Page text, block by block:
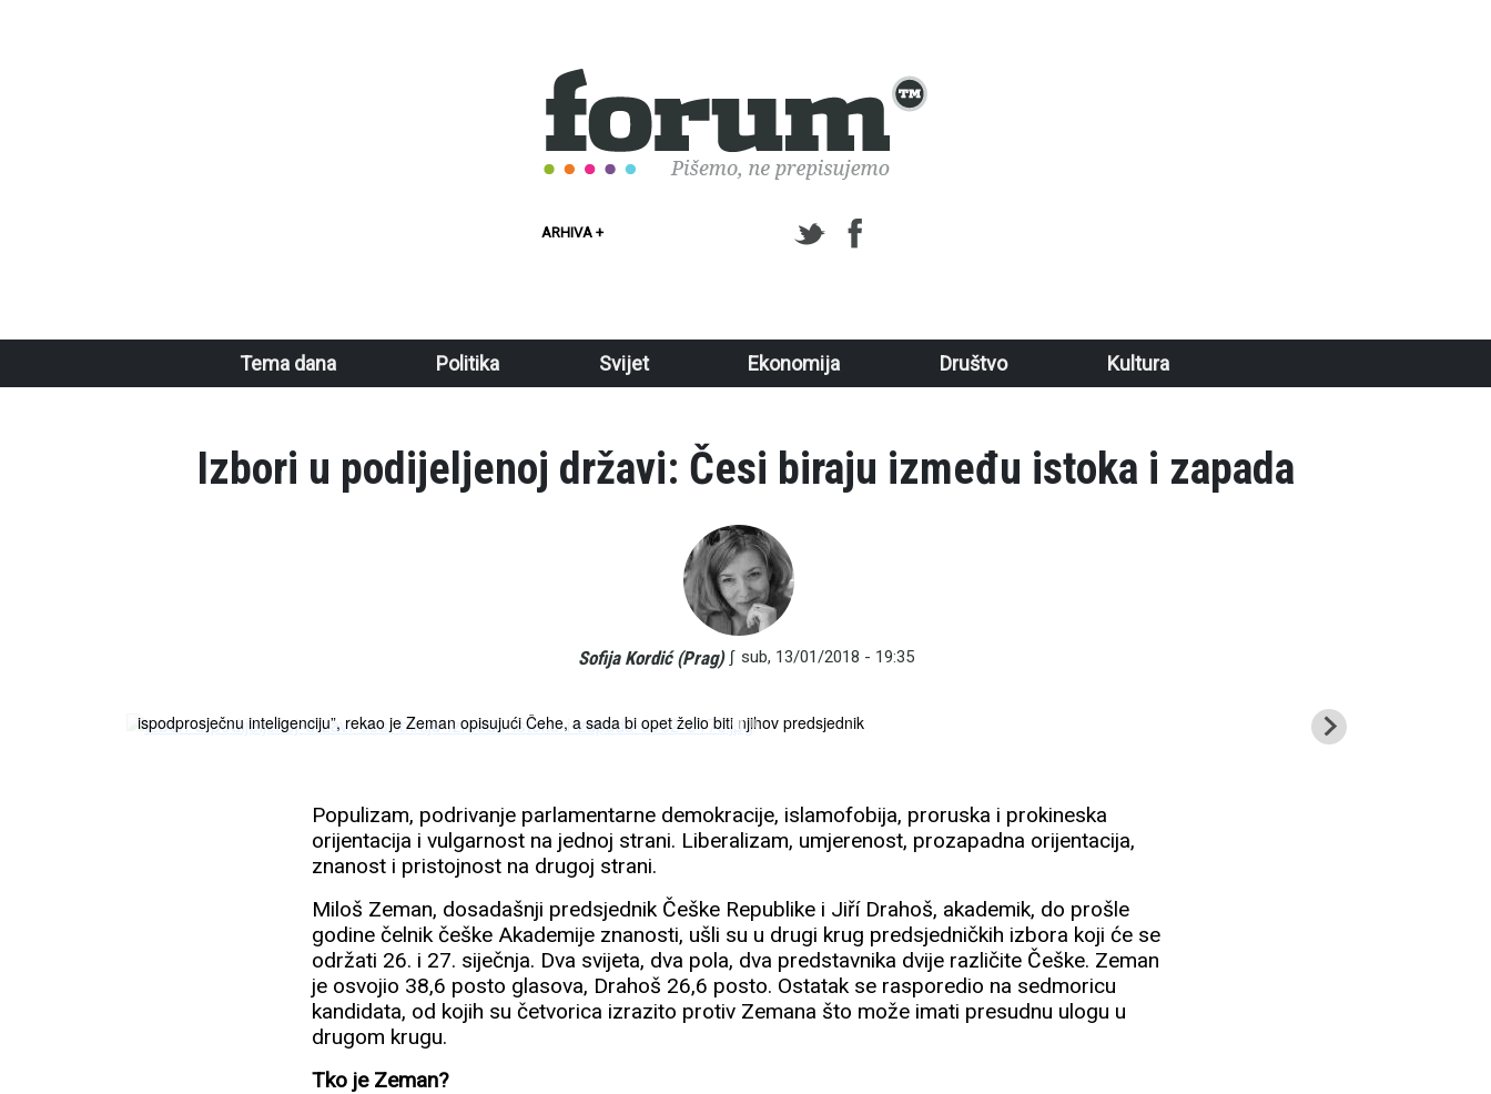
ARHIVA +
Tema dana Politika Svijet Ekonomija Društvo Kultura
Izbori u podijeljenoj državi: Česi biraju između istoka i zapada
Sofija Kordić (Prag) ∫ sub, 13/01/2018 - 19:35
ispodprosječnu inteligenciju”, rekao je Zeman opisujući Čehe, a sada bi opet želio biti njihov predsjednik
Populizam, podrivanje parlamentarne demokracije, islamofobija, proruska i prokineska
orijentacija i vulgarnost na jednoj strani. Liberalizam, umjerenost, prozapadna orijentacija,
znanost i pristojnost na drugoj strani.
Miloš Zeman, dosadašnji predsjednik Češke Republike i Jiří Drahoš, akademik, do prošle
godine čelnik češke Akademije znanosti, ušli su u drugi krug predsjedničkih izbora koji će se
održati 26. i 27. siječnja. Dva svijeta, dva pola, dva predstavnika dvije različite Češke. Zeman
je osvojio 38,6 posto glasova, Drahoš 26,6 posto. Ostatak se rasporedio na sedmoricu
kandidata, od kojih su četvorica izrazito protiv Zemana što može imati presudnu ulogu u
drugom krugu.
Tko je Zeman?